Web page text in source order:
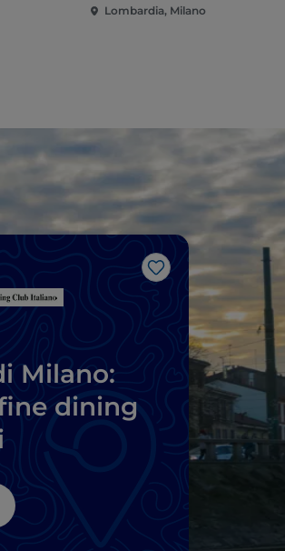
Lombardia, Milano
Like
Milano:
dining